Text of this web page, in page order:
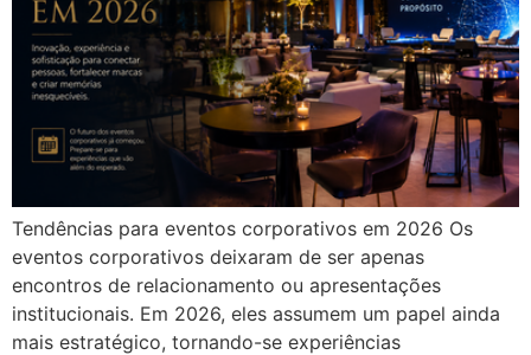
Tendências para eventos corporativos em 2026 Os
eventos corporativos deixaram de ser apenas
encontros de relacionamento ou apresentações
institucionais. Em 2026, eles assumem um papel ainda
mais estratégico, tornando-se experiências